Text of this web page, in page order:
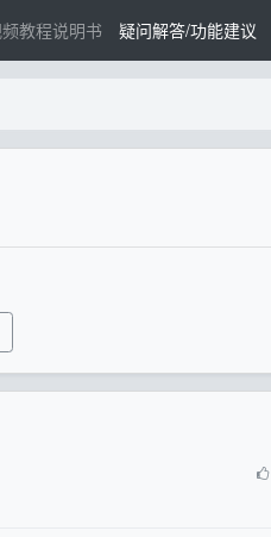
教程说明书 疑问解答/功能建议